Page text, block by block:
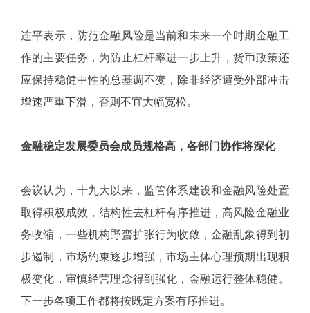
连平表示，防范金融风险是当前和未来一个时期金融工
作的主要任务，为防止杠杆率进一步上升，货币政策还
应保持稳健中性的总基调不变，除非经济遭受外部冲击
增速严重下滑，否则不宜大幅宽松。
金融稳定发展委员会成员规格高，各部门协作将深化
会议认为，十九大以来，监管体系建设和金融风险处置
取得积极成效，结构性去杠杆有序推进，高风险金融业
务收缩，一些机构野蛮扩张行为收敛，金融乱象得到初
步遏制，市场约束逐步增强，市场主体心理预期出现积
极变化，审慎经营理念得到强化，金融运行整体稳健。
下一步各项工作都将按既定方案有序推进。